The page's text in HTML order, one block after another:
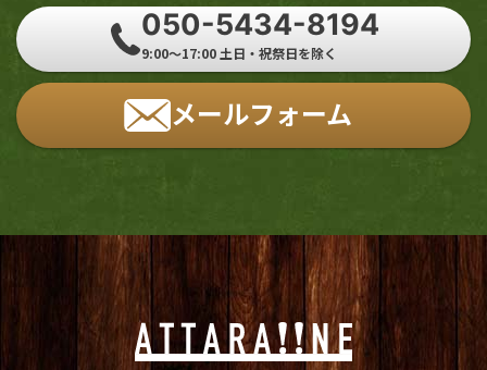
050-5434-8194
9:00～17:00 土日・祝祭日を除く
メールフォーム